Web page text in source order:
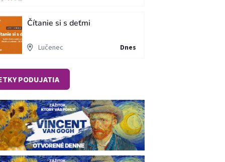
Čítanie si s deťmi
Lučenec Dnes
PODUJATIA